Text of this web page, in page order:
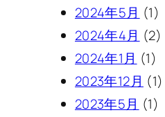
2024年5月 (1)
2024年4月 (2)
2024年1月 (1)
2023年12月 (1)
2023年5月 (1)